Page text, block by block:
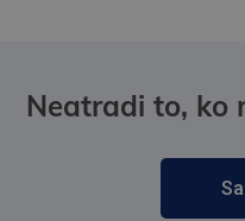
Neatradi to, ko